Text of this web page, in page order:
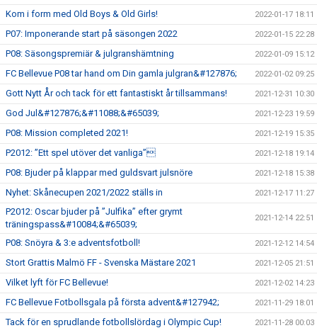
Kom i form med Old Boys & Old Girls! 2022-01-17 18:11
P07: Imponerande start på säsongen 2022 2022-01-15 22:28
P08: Säsongspremiär & julgranshämtning 2022-01-09 15:12
FC Bellevue P08 tar hand om Din gamla julgran&#127876; 2022-01-02 09:25
Gott Nytt År och tack för ett fantastiskt år tillsammans! 2021-12-31 10:30
God Jul&#127876;&#11088;&#65039; 2021-12-23 19:59
P08: Mission completed 2021! 2021-12-19 15:35
P2012: ”Ett spel utöver det vanliga” 2021-12-18 19:14
P08: Bjuder på klappar med guldsvart julsnöre 2021-12-18 15:38
Nyhet: Skånecupen 2021/2022 ställs in 2021-12-17 11:27
P2012: Oscar bjuder på ”Julfika” efter grymt
träningspass&#10084;&#65039;
2021-12-14 22:51
P08: Snöyra & 3:e adventsfotboll! 2021-12-12 14:54
Stort Grattis Malmö FF - Svenska Mästare 2021 2021-12-05 21:51
Vilket lyft för FC Bellevue! 2021-12-02 14:23
FC Bellevue Fotbollsgala på första advent&#127942; 2021-11-29 18:01
Tack för en sprudlande fotbollslördag i Olympic Cup! 2021-11-28 00:03